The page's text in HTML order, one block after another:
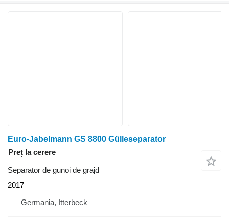
Euro-Jabelmann GS 8800 Gülleseparator
Preț la cerere
Separator de gunoi de grajd
2017
Germania, Itterbeck